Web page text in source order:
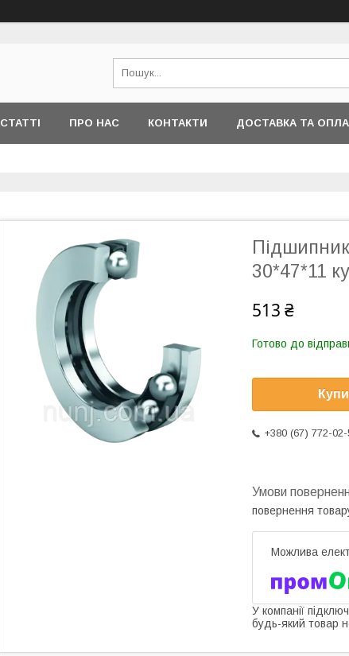
СТАТТІ ПРО НАС КОНТАКТИ ДОСТАВКА ТА
30*47*11
513 ₴
Готово до
+380 (67) 772-
повернення
У компанії
будь-який товар